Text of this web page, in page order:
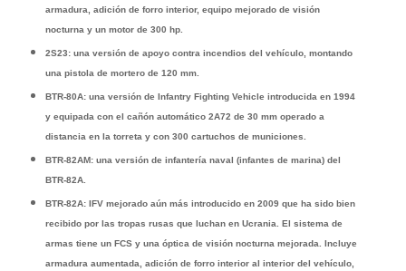
armadura, adición de forro interior, equipo mejorado de visión
nocturna y un motor de 300 hp.
2S23: una versión de apoyo contra incendios del vehículo, montando
una pistola de mortero de 120 mm.
BTR-80A: una versión de Infantry Fighting Vehicle introducida en 1994
y equipada con el cañón automático 2A72 de 30 mm operado a
distancia en la torreta y con 300 cartuchos de municiones.
BTR-82AM: una versión de infantería naval (infantes de marina) del
BTR-82A.
BTR-82A: IFV mejorado aún más introducido en 2009 que ha sido bien
recibido por las tropas rusas que luchan en Ucrania. El sistema de
armas tiene un FCS y una óptica de visión nocturna mejorada. Incluye
armadura aumentada, adición de forro interior al interior del vehículo,